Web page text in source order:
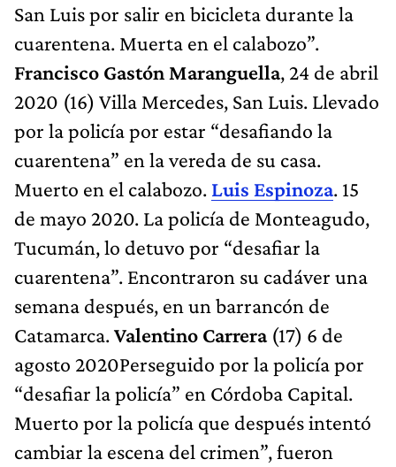
San Luis por salir en bicicleta durante la
cuarentena. Muerta en el calabozo”.
Francisco Gastón Maranguella, 24 de abril
2020 (16) Villa Mercedes, San Luis. Llevado
por la policía por estar “desafiando la
cuarentena” en la vereda de su casa.
Muerto en el calabozo. Luis Espinoza. 15
de mayo 2020. La policía de Monteagudo,
Tucumán, lo detuvo por “desafiar la
cuarentena”. Encontraron su cadáver una
semana después, en un barrancón de
Catamarca.Valentino Carrera(17) 6 de
agosto 2020Perseguido por la policía por
“desafiar la policía” en Córdoba Capital.
Muerto por la policía que después intentó
cambiar la escena del crimen”, fueron